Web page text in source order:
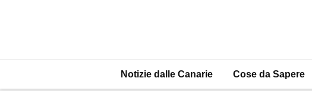
Notizie dalle Canarie Cose da Sapere